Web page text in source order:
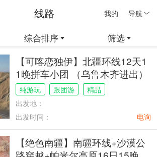
我的 导航
线路
【可喀恋独伊】北疆环线12天1
1晚拼车小团 （乌鲁木齐进出）
纯游玩 跟团游
精品
出发地：
出发时间：
电询
【绝色南疆】南疆环线+沙漠公
综合排序 筛选